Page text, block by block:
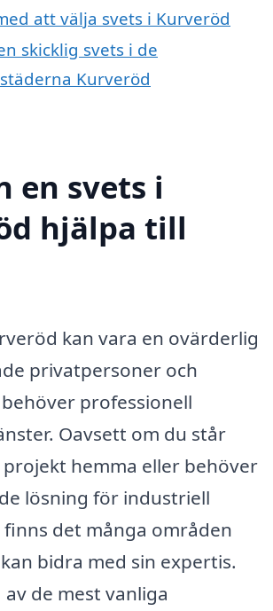
att välja svets i Kurveröd
skicklig svets i de
Kurveröd
en svets i
hjälpa till
kan vara en ovärderlig
privatpersoner och
professionell
Oavsett om du står
hemma eller behöver
lösning för industriell
det många områden
bidra med sin expertis.
de mest vanliga